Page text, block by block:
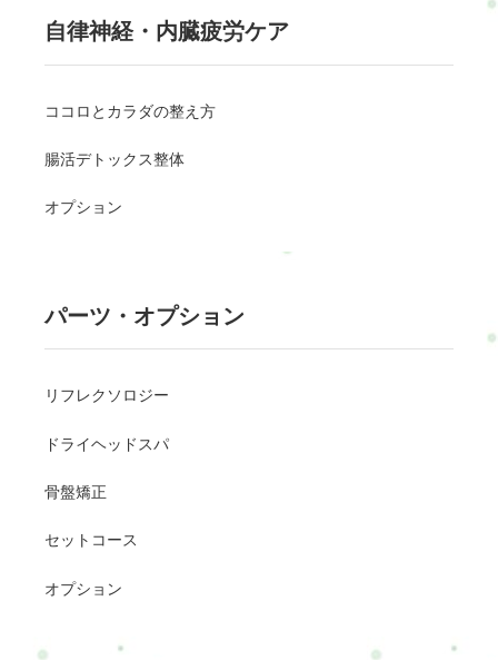
自律神経・内臓疲労ケア
ココロとカラダの整え方
腸活デトックス整体
オプション
パーツ・オプション
リフレクソロジー
ドライヘッドスパ
骨盤矯正
セットコース
オプション